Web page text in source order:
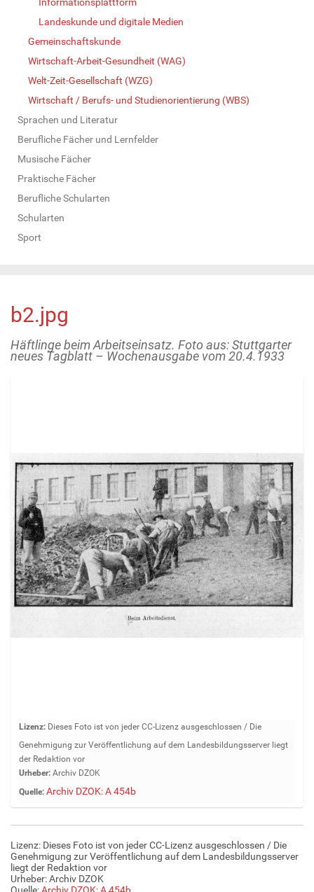
Landeskunde und digitale Medien
Gemeinschaftskunde
Wirtschaft-Arbeit-Gesundheit (WAG)
Welt-Zeit-Gesellschaft (WZG)
Wirtschaft / Berufs- und Studienorientierung (WBS)
Sprachen und Literatur
Berufliche Fächer und Lernfelder
Musische Fächer
Praktische Fächer
Berufliche Schularten
Schularten
Sport
b2.jpg
Häftlinge beim Arbeitseinsatz. Foto aus: Stuttgarter
neues Tagblatt – Wochenausgabe vom 20.4.1933
Z
e
g
B
i
l
n
v
Lizenz: Dieses Foto ist von jeder CC-Lizenz ausgeschlossen / Die
Genehmigung zur Veröffentlichung auf dem Landesbildungsserver liegt
der Redaktion vor
Urheber: Archiv DZOK
Quelle: Archiv DZOK: A 454b
Lizenz: Dieses Foto ist von jeder CC-Lizenz ausgeschlossen / Die
Genehmigung zur Veröffentlichung auf dem Landesbildungsserver
liegt der Redaktion vor
Urheber: Archiv DZOK